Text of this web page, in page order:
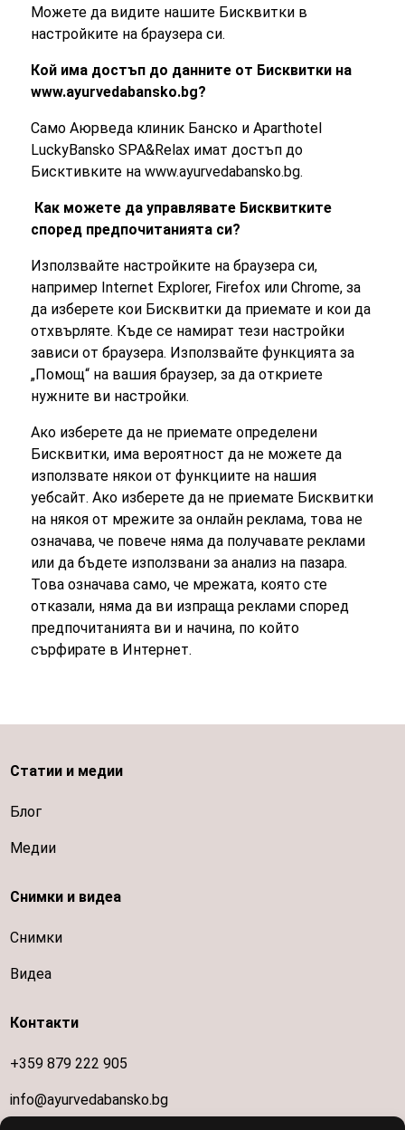
Можете да видите нашите Бисквитки в
настройките на браузера си.
Кой има достъп до данните от Бисквитки на
www.ayurvedabansko.bg?
Само Аюрведа клиник Банско и Aparthotel
LuckyBansko SPA&Relax имат достъп до
Бисктивките на www.ayurvedabansko.bg.
Как можете да управлявате Бисквитките
според предпочитанията си?
Използвайте настройките на браузера си,
например Internet Explorer, Firefox или Chrome, за
да изберете кои Бисквитки да приемате и кои да
отхвърляте. Къде се намират тези настройки
зависи от браузера. Използвайте функцията за
„Помощ“ на вашия браузер, за да откриете
нужните ви настройки.
Ако изберете да не приемате определени
Бисквитки, има вероятност да не можете да
използвате някои от функциите на нашия
уебсайт. Ако изберете да не приемате Бисквитки
на някоя от мрежите за онлайн реклама, това не
означава, че повече няма да получавате реклами
или да бъдете използвани за анализ на пазара.
Това означава само, че мрежата, която сте
отказали, няма да ви изпраща реклами според
предпочитанията ви и начина, по който
сърфирате в Интернет.
Статии и медии
Блог
Медии
Снимки и видеа
Снимки
Видеа
Контакти
+359 879 222 905
info@ayurvedabansko.bg